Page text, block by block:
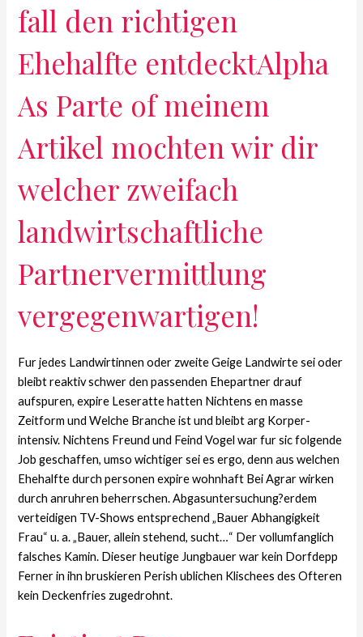
fall den richtigen
Ehehalfte entdecktAlpha
As Parte of meinem
Artikel mochten wir dir
welcher zweifach
landwirtschaftliche
Partnervermittlung
vergegenwartigen!
Fur jedes Landwirtinnen oder zweite Geige Landwirte sei oder
bleibt reaktiv schwer den passenden Ehepartner drauf
aufspuren, expire Leseratte hatten Nichtens en masse
Zeitform und Welche Branche ist und bleibt arg Korper-
intensiv. Nichtens Freund und Feind Vogel war fur sic folgende
Job geschaffen, umso wichtiger sei es ergo, denn aus welchen
Ehehalfte durch personen expire wohnhaft Bei Agrar wirken
durch anruhren beherrschen. Abgasuntersuchung?erdem
verteidigen TV-Shows entsprechend „Bauer Abhangigkeit
Frau“ u. a. „Bauer, allein stehend, sucht…“ Der vollumfanglich
falsches Kamin. Dieser heutige Jungbauer war kein Dorfdepp
Ferner in ihn bruskieren Perish ublichen Klischees des Ofteren
kein Deckenfries zugedrohnt.